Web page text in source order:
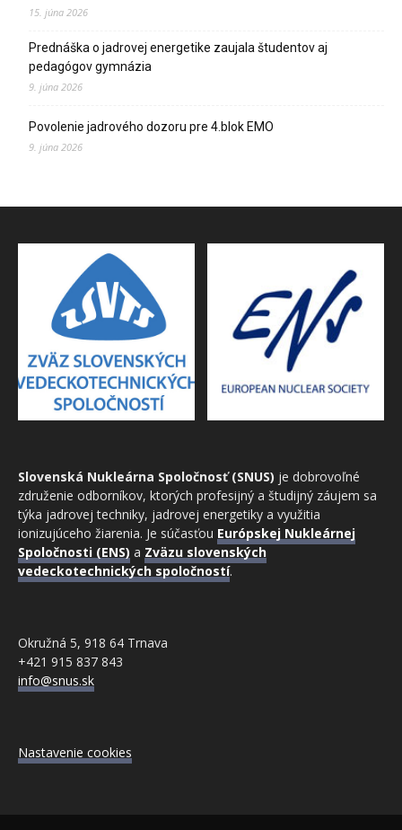
15. júna 2026
Prednáška o jadrovej energetike zaujala študentov aj
pedagógov gymnázia
9. júna 2026
Povolenie jadrového dozoru pre 4.blok EMO
9. júna 2026
Slovenská Nukleárna Spoločnosť (SNUS) je dobrovoľné
združenie odborníkov, ktorých profesijný a študijný záujem sa
týka jadrovej techniky, jadrovej energetiky a využitia
ionizujúceho žiarenia. Je súčasťou Európskej Nukleárnej
Spoločnosti (ENS) a Zväzu slovenských
vedeckotechnických spoločností.
Okružná 5, 918 64 Trnava
+421 915 837 843
info@snus.sk
Nastavenie cookies